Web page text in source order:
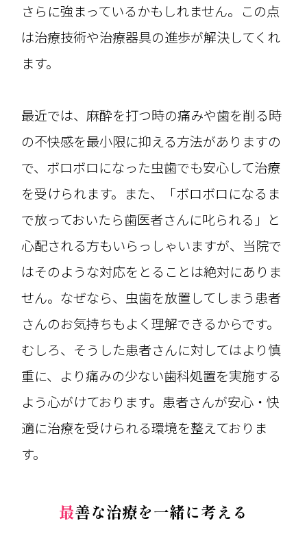
さらに強まっているかもしれません。この点
は治療技術や治療器具の進歩が解決してくれ
ます。
最近では、麻酔を打つ時の痛みや歯を削る時
の不快感を最小限に抑える方法がありますの
で、ボロボロになった虫歯でも安心して治療
を受けられます。また、「ボロボロになるま
で放っておいたら歯医者さんに叱られる」と
心配される方もいらっしゃいますが、当院で
はそのような対応をとることは絶対にありま
せん。なぜなら、虫歯を放置してしまう患者
さんのお気持ちもよく理解できるからです。
むしろ、そうした患者さんに対してはより慎
重に、より痛みの少ない歯科処置を実施する
よう心がけております。患者さんが安心・快
適に治療を受けられる環境を整えておりま
す。
最善な治療を一緒に考える